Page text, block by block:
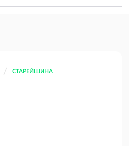
СТАРЕЙШИНА